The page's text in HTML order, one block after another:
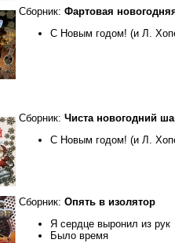
Сборник: Фартовая
С Новым годом! (и Л.
Сборник: Чиста новогодний
С Новым годом! (и Л.
Сборник: Опять в изолятор
Я сердце выронил из рук
Было время